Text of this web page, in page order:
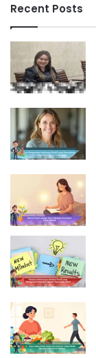
Recent Posts